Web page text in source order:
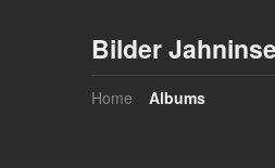
Bilder
Home Albums